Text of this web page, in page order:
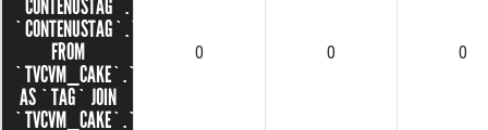
`CONTENUSTAG`.`CREATED`,
`CONTENUSTAG`.`MODIFIED`
FROM
`TVCVM_CAKE`.`TAGS`
AS `TAG` JOIN
`TVCVM_CAKE`.`CONTENUS_TAGS`
0 0 0